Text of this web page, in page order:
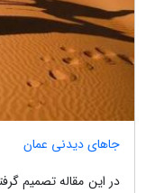
جاهای دیدنی عمان
در این مقاله تصمیم